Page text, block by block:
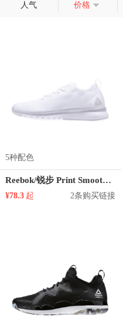
人气 价格
5种配色
Reebok/锐步 Print Smooth 2.0 Ultk
¥78.3 起 2条购买链接